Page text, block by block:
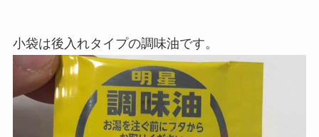
小袋は後入れタイプの調味油です。